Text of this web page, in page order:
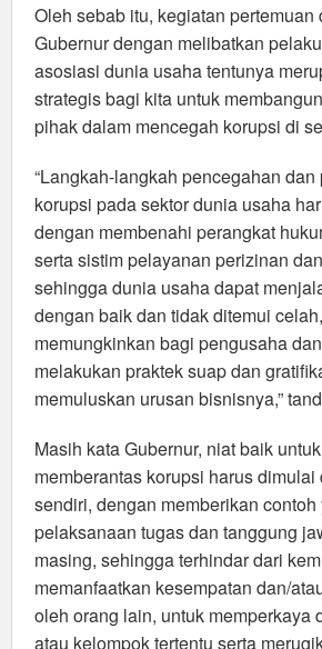
Oleh sebab itu, kegiatan pertemuan
Gubernur dengan melibatkan
asosiasi dunia usaha tentunya
strategis bagi kita untuk
pihak dalam mencegah korupsi di
“Langkah-langkah pencegahan
korupsi pada sektor dunia usaha
dengan membenahi perangkat
serta sistim pelayanan perizinan
sehingga dunia usaha dapat
dengan baik dan tidak ditemui
memungkinkan bagi pengusaha
melakukan praktek suap dan
memuluskan urusan bisnisnya,”
Masih kata Gubernur, niat baik
memberantas korupsi harus dimulai
sendiri, dengan memberikan
pelaksanaan tugas dan tanggung
masing, sehingga terhindar dari
memanfaatkan kesempatan dan/
oleh orang lain, untuk memperkaya
atau kelompok tertentu serta